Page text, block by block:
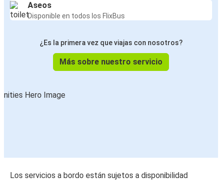
Aseos
Disponible en todos los FlixBus
¿Es la primera vez que viajas con nosotros?
Más sobre nuestro servicio
Los servicios a bordo están sujetos a disponibilidad